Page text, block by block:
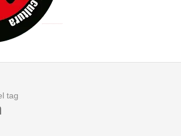
PRESENTA EN EXVITA [RELATIVA
EN EXVITA INTERPRETANDO A SERRAT
tag